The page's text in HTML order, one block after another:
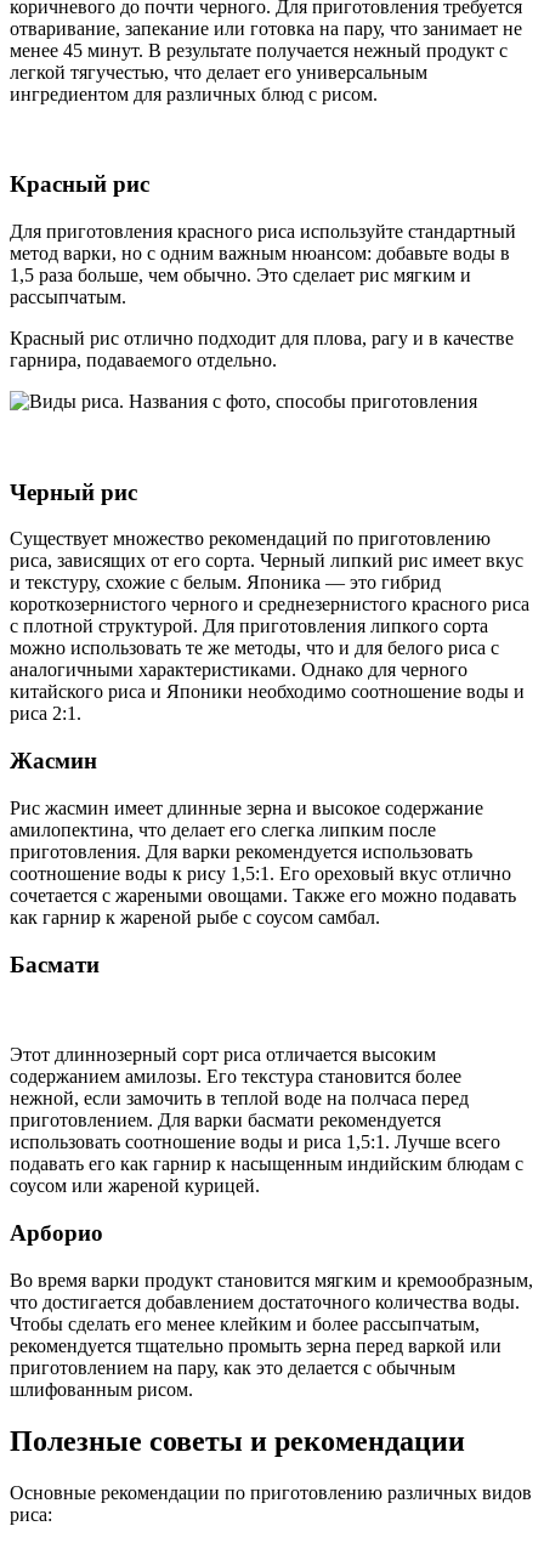
коричневого до почти черного. Для приготовления требуется
отваривание, запекание или готовка на пару, что занимает не
менее 45 минут. В результате получается нежный продукт с
легкой тягучестью, что делает его универсальным
ингредиентом для различных блюд с рисом.
Красный рис
Для приготовления красного риса используйте стандартный
метод варки, но с одним важным нюансом: добавьте воды в
1,5 раза больше, чем обычно. Это сделает рис мягким и
рассыпчатым.
Красный рис отлично подходит для плова, рагу и в качестве
гарнира, подаваемого отдельно.
Черный рис
Существует множество рекомендаций по приготовлению
риса, зависящих от его сорта. Черный липкий рис имеет вкус
и текстуру, схожие с белым. Японика — это гибрид
короткозернистого черного и среднезернистого красного риса
с плотной структурой. Для приготовления липкого сорта
можно использовать те же методы, что и для белого риса с
аналогичными характеристиками. Однако для черного
китайского риса и Японики необходимо соотношение воды и
риса 2:1.
Жасмин
Рис жасмин имеет длинные зерна и высокое содержание
амилопектина, что делает его слегка липким после
приготовления. Для варки рекомендуется использовать
соотношение воды к рису 1,5:1. Его ореховый вкус отлично
сочетается с жареными овощами. Также его можно подавать
как гарнир к жареной рыбе с соусом самбал.
Басмати
Этот длиннозерный сорт риса отличается высоким
содержанием амилозы. Его текстура становится более
нежной, если замочить в теплой воде на полчаса перед
приготовлением. Для варки басмати рекомендуется
использовать соотношение воды и риса 1,5:1. Лучше всего
подавать его как гарнир к насыщенным индийским блюдам с
соусом или жареной курицей.
Арборио
Во время варки продукт становится мягким и кремообразным,
что достигается добавлением достаточного количества воды.
Чтобы сделать его менее клейким и более рассыпчатым,
рекомендуется тщательно промыть зерна перед варкой или
приготовлением на пару, как это делается с обычным
шлифованным рисом.
Полезные советы и рекомендации
Основные рекомендации по приготовлению различных видов
риса: